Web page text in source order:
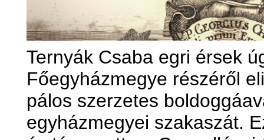
Ternyák Csaba egri érsek
Főegyházmegye részéről
pálos szerzetes
egyházmegyei szakaszát.